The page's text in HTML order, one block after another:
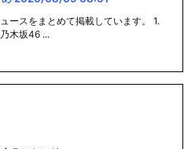
ースをまとめて掲載しています。 1.
木坂46 ...
合ランキング